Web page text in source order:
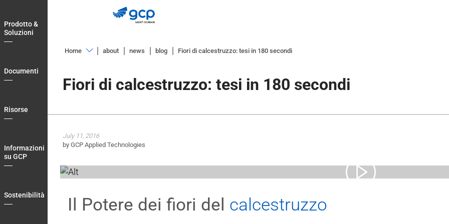
to
main
navigation
Prodotto &
Soluzioni
Documenti
Risorse
Informazioni
su GCP
Sostenibilità
Home
&
Soluzioni
Informazioni
GCP
Blog
about news blog Fiori di calcestruzzo: tesi in 180 secondi
Fiori di calcestruzzo: tesi in 180 secondi
July 11, 2016
by GCP Applied Technologies
Il Potere dei fiori del calcestruzzo